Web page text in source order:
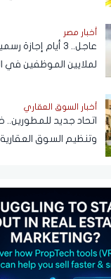
أخبار مصر
عاجل.. 3 أيام
لملايين الموظفين في
أخبار السوق العقاري
اتحاد جديد
وتنظيم السوق العقارية